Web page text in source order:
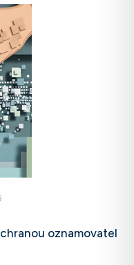
oznamovatel